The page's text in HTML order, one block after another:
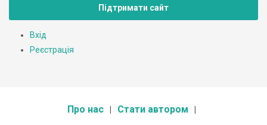
Підтримати сайт
Вхід
Реєстрація
Про нас Стати автором